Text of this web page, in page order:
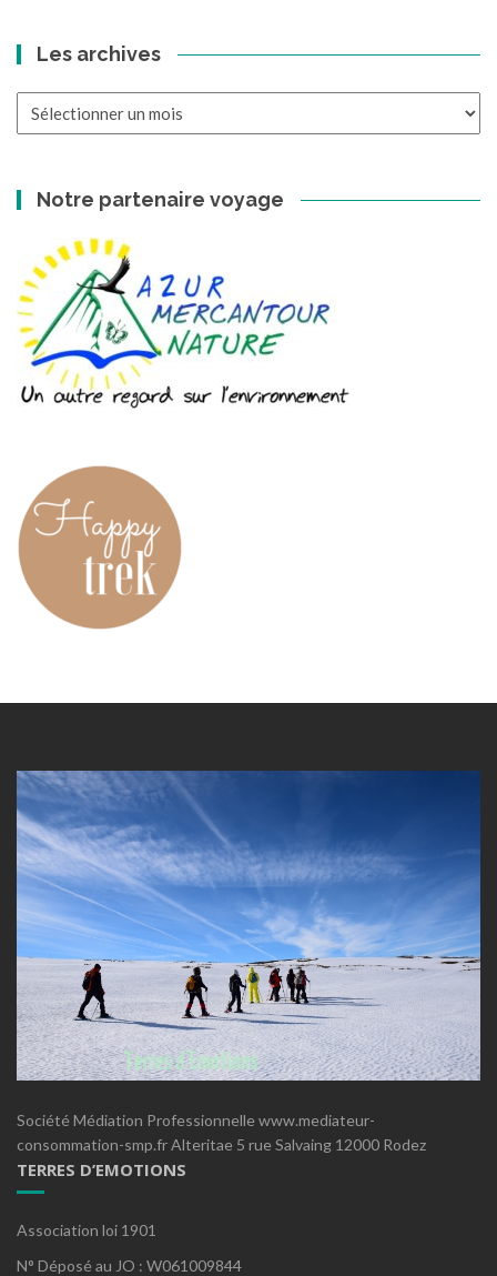
Les archives
Notre partenaire voyage
Société Médiation Professionnelle www.mediateur-
consommation-smp.fr Alteritae 5 rue Salvaing 12000 Rodez
TERRES D’EMOTIONS
Association loi 1901
N° Déposé au JO : W061009844